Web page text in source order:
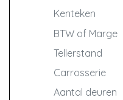
Kenteken
BTW of Marge
Tellerstand
Carrosserie
Aantal deuren